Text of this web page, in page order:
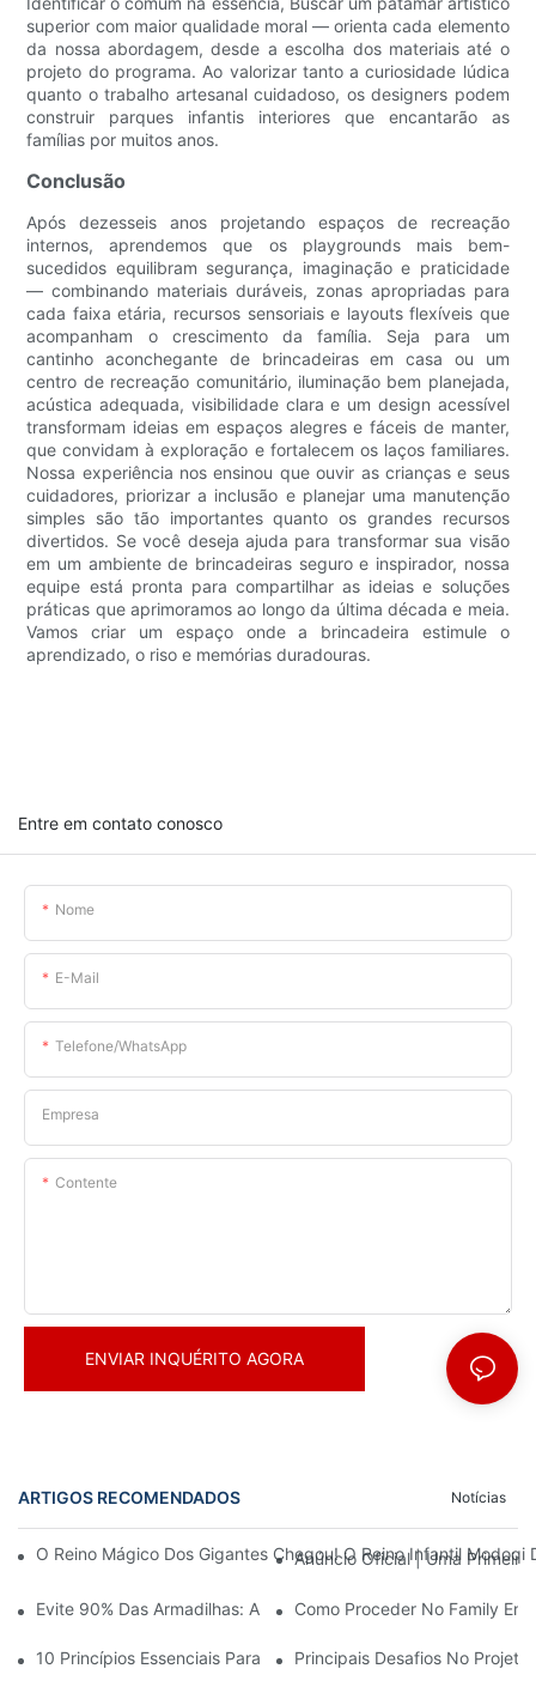
superior com maior qualidade moral — orienta cada elemento
da nossa abordagem, desde a escolha dos materiais até o
projeto do programa. Ao valorizar tanto a curiosidade lúdica
quanto o trabalho artesanal cuidadoso, os designers podem
construir parques infantis interiores que encantarão as
famílias por muitos anos.
Conclusão
Após dezesseis anos projetando espaços de recreação
internos, aprendemos que os playgrounds mais bem-
sucedidos equilibram segurança, imaginação e praticidade
— combinando materiais duráveis, zonas apropriadas para
cada faixa etária, recursos sensoriais e layouts flexíveis que
acompanham o crescimento da família. Seja para um
cantinho aconchegante de brincadeiras em casa ou um
centro de recreação comunitário, iluminação bem planejada,
acústica adequada, visibilidade clara e um design acessível
transformam ideias em espaços alegres e fáceis de manter,
que convidam à exploração e fortalecem os laços familiares.
Nossa experiência nos ensinou que ouvir as crianças e seus
cuidadores, priorizar a inclusão e planejar uma manutenção
simples são tão importantes quanto os grandes recursos
divertidos. Se você deseja ajuda para transformar sua visão
em um ambiente de brincadeiras seguro e inspirador, nossa
equipe está pronta para compartilhar as ideias e soluções
práticas que aprimoramos ao longo da última década e meia.
Vamos criar um espaço onde a brincadeira estimule o
aprendizado, o riso e memórias duradouras.
Entre em contato conosco
Nome
E-Mail
Telefone/WhatsApp
Empresa
Contente
ENVIAR INQUÉRITO AGORA
ARTIGOS RECOMENDADOS Notícias
O Reino Mágico Dos Gigantes Chegou! O Reino Infantil
Anúncio Oficial | Uma
Evite 90% Das Armadilhas: Ao Investir Em Um Centro
Como Proceder No Family
10 Princípios Essenciais Para O Sucesso No Design De
Principais Desafios No